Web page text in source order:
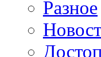
Разное